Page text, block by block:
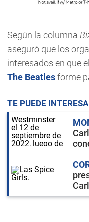
Según la columna
aseguró que los
interesados en que
The Beatlesforme
TE PUEDE